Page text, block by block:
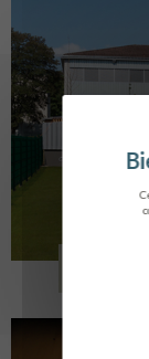
COLLÈGE